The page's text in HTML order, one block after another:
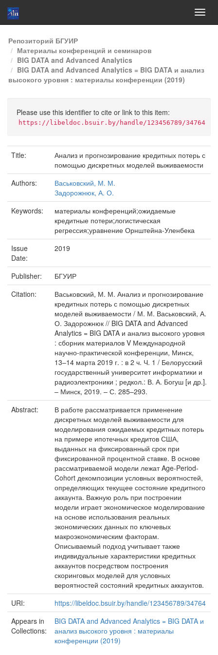
Skip
navigation
Репозиторий БГУИР
Материалы конференций и семинаров
BIG DATA and Advanced Analytics
BIG DATA and Advanced Analytics = BIG DATA и анализ
высокого уровня : материалы конференции (2019)
Please use this identifier to cite or link to this item:
https://libeldoc.bsuir.by/handle/123456789/34764
Title:
Анализ и прогнозирование кредитных потерь с
помощью дискретных моделей выживаемости
Authors:
Васьковский, М. М.
Задорожнюк, А. О.
Keywords:
материалы конференций;ожидаемые
кредитные потери;логистическая
регрессия;уравнение Орнштейна-Уленбека
Issue
Date:
2019
Publisher:
БГУИР
Citation:
Васьковский, М. М. Анализ и прогнозирование
кредитных потерь с помощью дискретных
моделей выживаемости / М. М. Васьковский, А.
О. Задорожнюк // BIG DATA and Advanced
Analytics = BIG DATA и анализ высокого уровня
: сборник материалов V Международной
научно-практической конференции, Минск,
13–14 марта 2019 г. : в 2 ч. Ч. 1 / Белорусский
государственный университет информатики и
радиоэлектроники ; редкол.: В. А. Богуш [и др.].
– Минск, 2019. – С. 285–293.
Abstract:
В работе рассматривается применение
дискретных моделей выживаемости для
моделирования ожидаемых кредитных потерь
на примере ипотечных кредитов США,
выданных на фиксированный срок при
фиксированной процентной ставке. В основе
рассматриваемой модели лежат Age-Period-
Cohort декомпозиции условных вероятностей,
определяющих текущее состояние кредитного
аккаунта. Важную роль при построении
модели играет экономическое моделирование
на основе использования реальных
экономических данных по ключевых
макроэкономическим факторам.
Описываемый подход учитывает также
индивидуальные характеристики кредитных
аккаунтов посредством построения
скоринговых моделей для условных
вероятностей состояний кредитных аккаунтов.
URI:
https://libeldoc.bsuir.by/handle/123456789/34764
Appears in
Collections:
BIG DATA and Advanced Analytics = BIG DATA и
анализ высокого уровня : материалы
конференции (2019)